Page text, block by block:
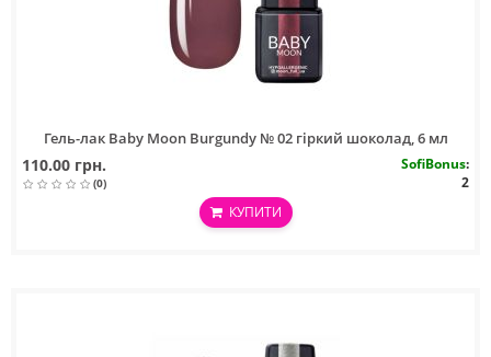
Гель-лак Baby Moon Burgundy № 02 гіркий шоколад, 6 мл
110.00 грн.
(0)
SofiBonus:
2
КУПИТИ